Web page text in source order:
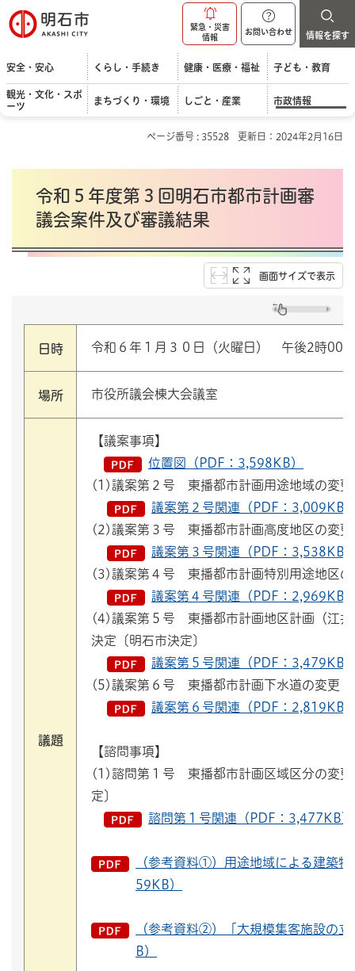
明石市
緊急・災害
情報
お問い合わせ 情報を探す
安全・安心 くらし・手続き 健康・医療・福祉 子ども・教育
観光・文化・スポ
ーツ
まちづくり・環境 しごと・産業 市政情報
ページ番号 : 35528 更新日：2024年2月16日
令和５年度第３回明石市都市計画審
議会案件及び審議結果
画面サイズで表示
日時 令和６年１月３０日（火曜日） 午後2時00
場所 市役所議会棟大会議室
議題
【議案事項】
位置図（PDF：3,598KB）
(1)議案第２号 東播都市計画用途地域の変更
議案第２号関連（PDF：3,009KB
(2)議案第３号 東播都市計画高度地区の変更
議案第３号関連（PDF：3,538KB
(3)議案第４号 東播都市計画特別用途地区の
議案第４号関連（PDF：2,969KB
(4)議案第５号 東播都市計画地区計画（江井
決定〔明石市決定〕
議案第５号関連（PDF：3,479KB
(5)議案第６号 東播都市計画下水道の変更〔
議案第６号関連（PDF：2,819KB
【諮問事項】
(1)諮問第１号 東播都市計画区域区分の変更
定〕
諮問第１号関連（PDF：3,477KB）
（参考資料①）用途地域による建築
59KB）
（参考資料②）「大規模集客施設の
B）